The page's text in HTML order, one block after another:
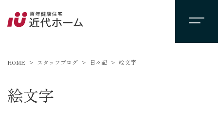
HOME スタッフブログ 日々記 絵文字
絵文字